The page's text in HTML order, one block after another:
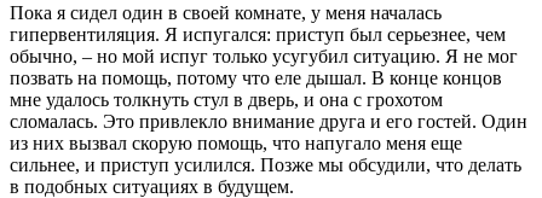
Пока я сидел один в своей комнате, у меня началась
гипервентиляция. Я испугался: приступ был серьезнее, чем
обычно, – но мой испуг только усугубил ситуацию. Я не мог
позвать на помощь, потому что еле дышал. В конце концов
мне удалось толкнуть стул в дверь, и она с грохотом
сломалась. Это привлекло внимание друга и его гостей. Один
из них вызвал скорую помощь, что напугало меня еще
сильнее, и приступ усилился. Позже мы обсудили, что делать
в подобных ситуациях в будущем.